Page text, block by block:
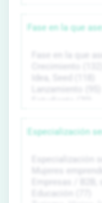
Fase en la que
Especialización